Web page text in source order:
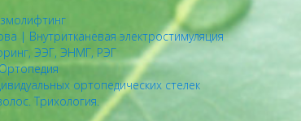
| Внутритканевая электростимуляция
ЭЭГ, ЭНМГ, РЭГ
ортопедических стелек
Трихология.